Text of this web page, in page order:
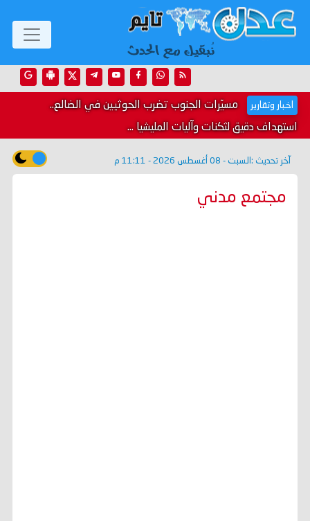
اخبار وتقارير مسيّرات الجنوب تضرب الحوثيين في الضالع..
استهداف دقيق لثكنات وآليات المليشيا ...
آخر تحديث : السبت - 08 أغسطس 2026 - 11:11 م
مجتمع مدني